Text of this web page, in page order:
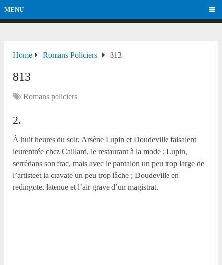
MENU
Home Romans Policiers 813
813
Romans policiers
2.
À huit heures du soir, Arsène Lupin et Doudeville faisaient
leurentrée chez Caillard, le restaurant à la mode ; Lupin,
serrédans son frac, mais avec le pantalon un peu trop large de
l’artisteet la cravate un peu trop lâche ; Doudeville en
redingote, latenue et l’air grave d’un magistrat.